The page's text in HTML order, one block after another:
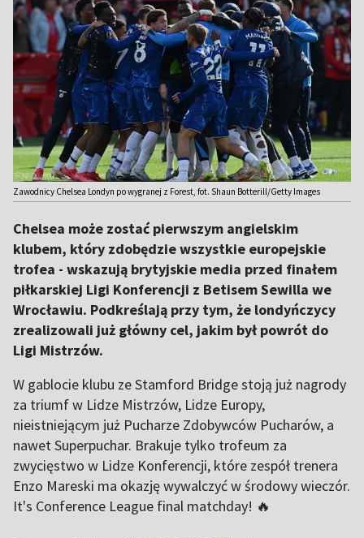
Zawodnicy Chelsea Londyn po wygranej z Forest, fot. Shaun Botterill/Getty Images
Chelsea może zostać pierwszym angielskim
klubem, który zdobędzie wszystkie europejskie
trofea - wskazują brytyjskie media przed finałem
piłkarskiej Ligi Konferencji z Betisem Sewilla we
Wrocławiu. Podkreślają przy tym, że londyńczycy
zrealizowali już główny cel, jakim był powrót do
Ligi Mistrzów.
W gablocie klubu ze Stamford Bridge stoją już nagrody
za triumf w Lidze Mistrzów, Lidze Europy,
nieistniejącym już Pucharze Zdobywców Pucharów, a
nawet Superpuchar. Brakuje tylko trofeum za
zwycięstwo w Lidze Konferencji, które zespół trenera
Enzo Mareski ma okazję wywalczyć w środowy wieczór.
It's Conference League final matchday! 🔥